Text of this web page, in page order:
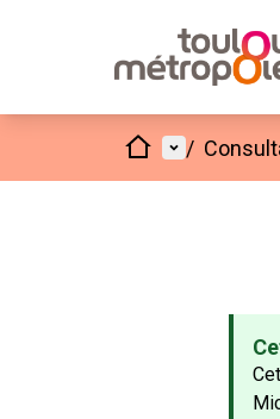
Accueil
Menu
/